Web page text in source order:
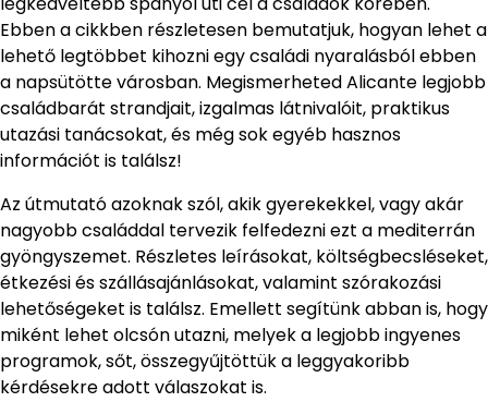
Ebben a cikkben részletesen bemutatjuk, hogyan lehet a
lehető legtöbbet kihozni egy családi nyaralásból ebben
a napsütötte városban. Megismerheted Alicante legjobb
családbarát strandjait, izgalmas látnivalóit, praktikus
utazási tanácsokat, és még sok egyéb hasznos
információt is találsz!
Az útmutató azoknak szól, akik gyerekekkel, vagy akár
nagyobb családdal tervezik felfedezni ezt a mediterrán
gyöngyszemet. Részletes leírásokat, költségbecsléseket,
étkezési és szállásajánlásokat, valamint szórakozási
lehetőségeket is találsz. Emellett segítünk abban is, hogy
miként lehet olcsón utazni, melyek a legjobb ingyenes
programok, sőt, összegyűjtöttük a leggyakoribb
kérdésekre adott válaszokat is.